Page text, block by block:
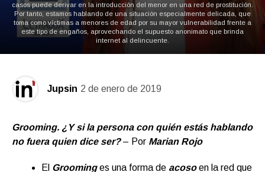
casos puede derivar en la introducción del menor en una red de prostitución.
Por tanto, estamos hablando de una situación especialmente delicada, que
toma como víctimas a menores de edad por su mayor vulnerabilidad frente a
este tipo de engaños, aprovechando el supuesto anonimato que brinda
internet al delincuente.
Jupsin 2 de enero de 2019
Grooming. ¿Y si la persona con quién estás hablando
no fuera quien dice ser? – Por Marian Rojo
El Groominges una forma de acosoen la red que